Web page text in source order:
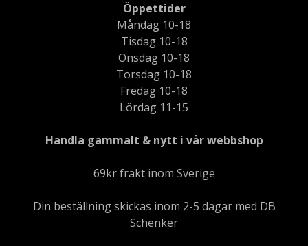
Öppettider
Måndag 10-18
Tisdag 10-18
Onsdag 10-18
Torsdag 10-18
Fredag 10-18
Lördag 11-15
Handla gammalt & nytt i vår webbshop
69kr frakt inom Sverige
Din beställning skickas inom 2-5 dagar med DB
Schenker